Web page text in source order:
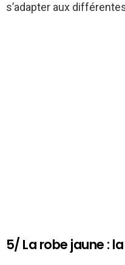
s’adapter aux
5/ La robe jaune :